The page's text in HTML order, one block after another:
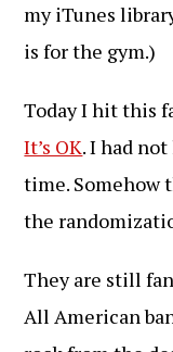
my iTunes
is for the gym.)
Today I hit this
It’s OK. I had
time. Somehow
the
They are still
All American